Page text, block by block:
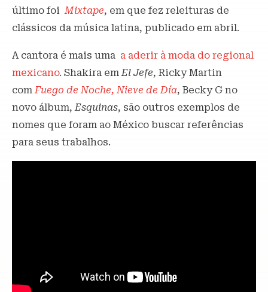
último foiMixtape, em que fez releituras de
clássicos da música latina, publicado em abril.
A cantora é mais uma a aderir à moda do regional
mexicano. Shakira emEl Jefe, Ricky Martin
comFuego de Noche, Nieve de Día, Becky G no
novo álbum,Esquinas, são outros exemplos de
nomes que foram ao México buscar referências
para seus trabalhos.